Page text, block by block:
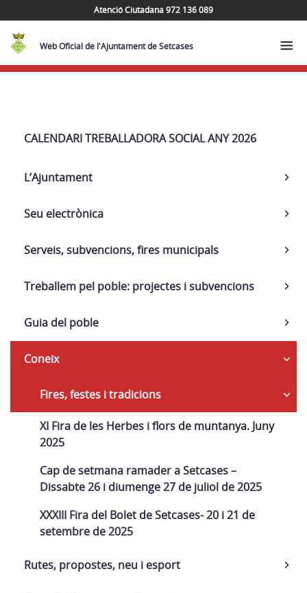
Atenció Ciutadana 972 136 089
Web Oficial de l'Ajuntament de Setcases
Navega
CALENDARI TREBALLADORA SOCIAL ANY 2026
L’Ajuntament
Seu electrònica
Serveis, subvencions, fires municipals
Treballem pel poble: projectes i subvencions
Guia del poble
Coneix
Fires, festes i tradicions
XI Fira de les Herbes i flors de muntanya. Juny
2025
Cap de setmana ramader a Setcases –
Dissabte 26 i diumenge 27 de juliol de 2025
XXXIII Fira del Bolet de Setcases- 20 i 21 de
setembre de 2025
Rutes, propostes, neu i esport